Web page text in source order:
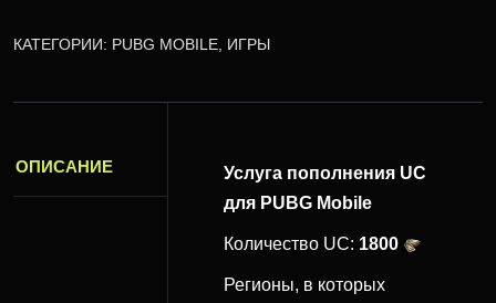
КАТЕГОРИИ: PUBG MOBILE ИГРЫ
ОПИСАНИЕ
Услуга пополнения UC
для PUBG Mobile
Количество UC: 1800
Регионы, в которых